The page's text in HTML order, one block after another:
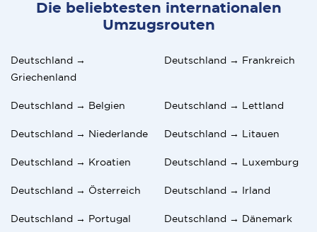
Die beliebtesten internationalen
Umzugsrouten
Deutschland →
Griechenland
Deutschland → Frankreich
Deutschland → Belgien Deutschland → Lettland
Deutschland → Niederlande Deutschland → Litauen
Deutschland → Kroatien Deutschland → Luxemburg
Deutschland → Österreich Deutschland → Irland
Deutschland → Portugal Deutschland → Dänemark